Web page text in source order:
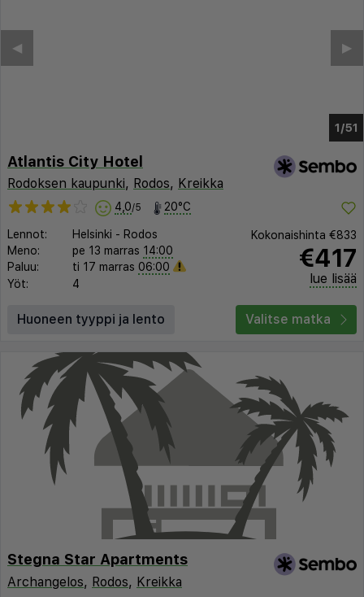
1/45
▶︎
◀︎
Atlantis City Hotel
Rodoksen kaupunki, Rodos, Kreikka
4,0/5 20°C
Lennot: Helsinki - Rodos
Meno:
pe 13 marras 14:00
Paluu:
ti 17 marras 06:00
Yöt:
4
Kokonaishinta €833
€417
lue lisää
Huoneen tyyppi ja lento Valitse matka
Stegna Star Apartments
Archangelos, Rodos, Kreikka